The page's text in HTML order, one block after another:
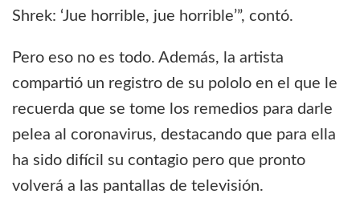
Shrek: ‘Jue horrible, jue horrible’”, contó.
Pero eso no es todo. Además, la artista
compartió un registro de su pololo en el que le
recuerda que se tome los remedios para darle
pelea al coronavirus, destacando que para ella
ha sido difícil su contagio pero que pronto
volverá a las pantallas de televisión.